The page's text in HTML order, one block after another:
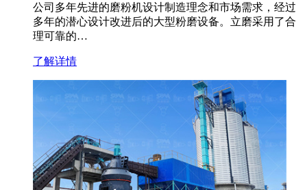
公司多年先进的磨粉机设计制造理念和市场需求，经过
多年的潜心设计改进后的大型粉磨设备。立磨采用了合
理可靠的…
了解详情